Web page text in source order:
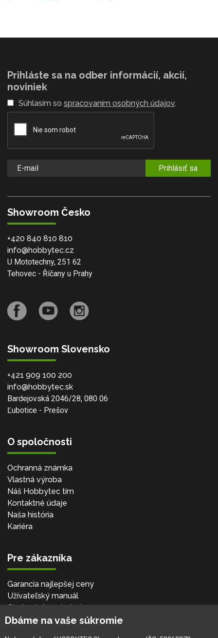
Prihláste sa na odber informácií, akcií,
noviniek
Súhlasím so spracovaním osobných údajov.
Prihlásiť sa
Showroom Česko
+420 840 810 810
info@hobbytec.cz
U Mototechny, 251 62
Tehovec - Říčany u Prahy
Showroom Slovensko
+421 909 100 200
info@hobbytec.sk
Bardejovská 2046/28, 080 06
Ľubotice - Prešov
O spoločnosti
Ochranná známka
Vlastná výroba
Náš Hobbytec tím
Kontaktné údaje
Naša história
Kariéra
Pre zákazníka
Garancia najlepšej ceny
Užívateľský manuál
Obchodné podmienky
Zákazník & partner
Dbáme na vaše súkromie